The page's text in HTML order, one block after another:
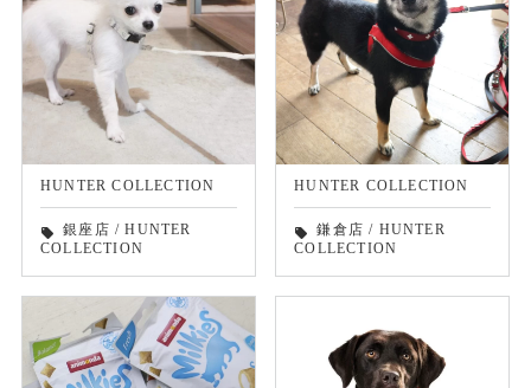
HUNTER COLLECTION
local_offer 銀座店 /HUNTER
COLLECTION
HUNTER COLLECTION
local_offer 鎌倉店 / HUNTER
COLLECTION